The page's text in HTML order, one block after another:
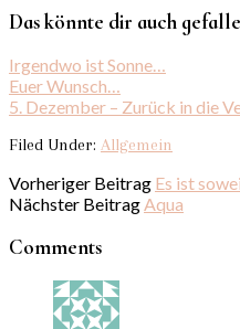
Das könnte dir auch
Irgendwo ist Sonne…
Euer Wunsch…
5. Dezember – Zurück in die
Filed Under: Allgemein
Vorheriger Beitrag Es ist
Nächster BeitragAqua
Comments